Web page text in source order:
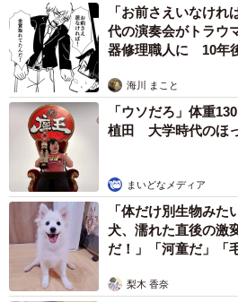
「お前さえいなけ
代の演奏会がトラ
器修理職人に 10年
海川 まこと
「ウソだろ」体重
植田 大学時代のほ
まいどなメディア
「体だけ別生物みた
犬、濡れた直後の
だ！」「河童だ」「
梨木 香奈